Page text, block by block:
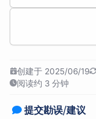
创建于 2025/06/19
阅读约 3 分钟
提交勘误/建议